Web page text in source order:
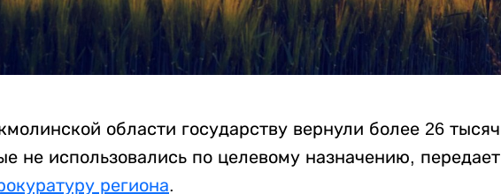
области государству вернули более 26 тысяч
не использовались по целевому назначению, передает
региона.